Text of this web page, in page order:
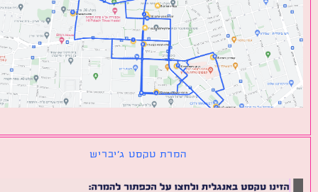
המרת טקסט ג׳יבריש